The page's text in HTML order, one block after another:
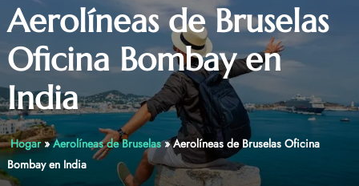
Aerolíneas de Bruselas
Oficina Bombay en
India
Hogar»Aerolíneas de Bruselas»Aerolíneas de Bruselas Oficina
Bombay en India